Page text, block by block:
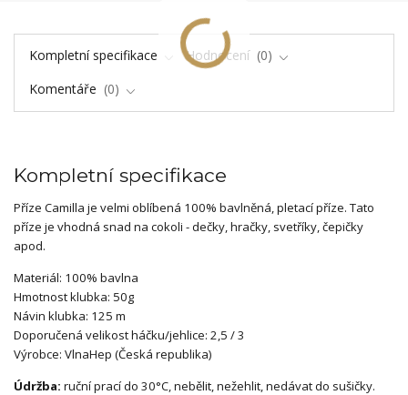
Kompletní specifikace Hodnocení
0
Komentáře
0
Kompletní specifikace
Příze Camilla je velmi oblíbená 100% bavlněná, pletací příze. Tato
příze je vhodná snad na cokoli - dečky, hračky, svetříky, čepičky
apod.
Materiál: 100% bavlna
Hmotnost klubka: 50g
Návin klubka: 125 m
Doporučená velikost háčku/jehlice: 2,5 / 3
Výrobce: VlnaHep (Česká republika)
Údržba: ruční prací do 30°C, nebělit, nežehlit, nedávat do sušičky.